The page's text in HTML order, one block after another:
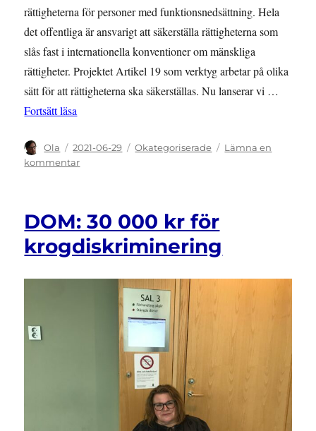
rättigheterna för personer med funktionsnedsättning. Hela
det offentliga är ansvarigt att säkerställa rättigheterna som
slås fast i internationella konventioner om mänskliga
rättigheter. Projektet Artikel 19 som verktyg arbetar på olika
sätt för att rättigheterna ska säkerställas. Nu lanserar vi …
Fortsätt läsa
Författare
Ola
Publicerat
den
2021-06-29 Kategorier
Okategoriserade
Lämna en
kommentartill
rättigheter
enligt
artikel
DOM: 30 000 kr för
krogdiskriminering